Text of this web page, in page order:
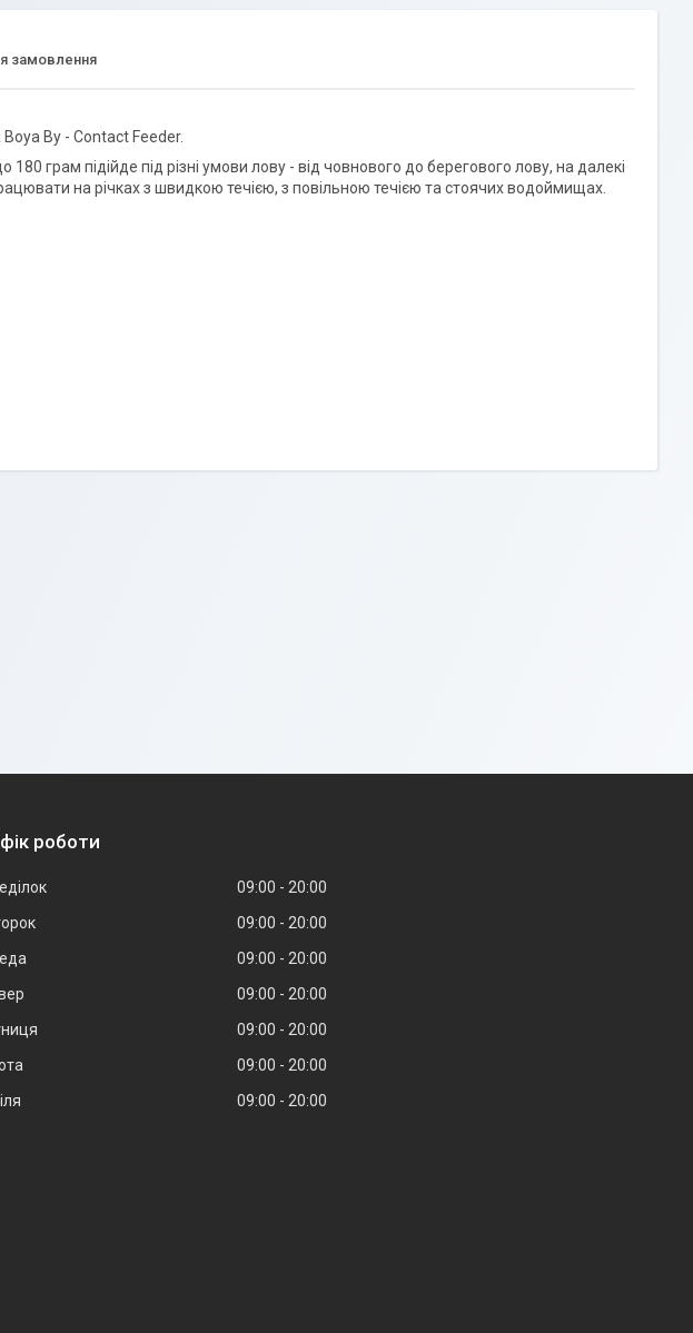
замовлення
By - Contact Feeder.
грам підійде під різні умови лову - від човнового до берегового лову, на далекі
на річках з швидкою течією, з повільною течією та стоячих водоймищах.
роботи
09:00
20:00
09:00
20:00
09:00
20:00
09:00
20:00
09:00
20:00
09:00
20:00
09:00 20:00